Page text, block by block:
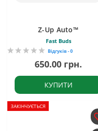
Z-Up Auto™
Fast Buds
Відгуків - 0
650.00 грн.
КУПИТИ
ЗАКІНЧУЄТЬСЯ